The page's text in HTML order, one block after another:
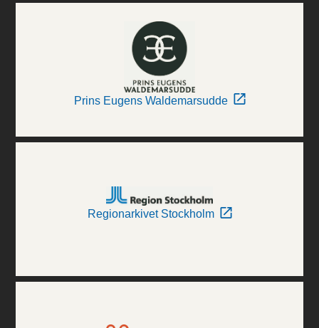
Prins Eugens Waldemarsudde
Regionarkivet Stockholm